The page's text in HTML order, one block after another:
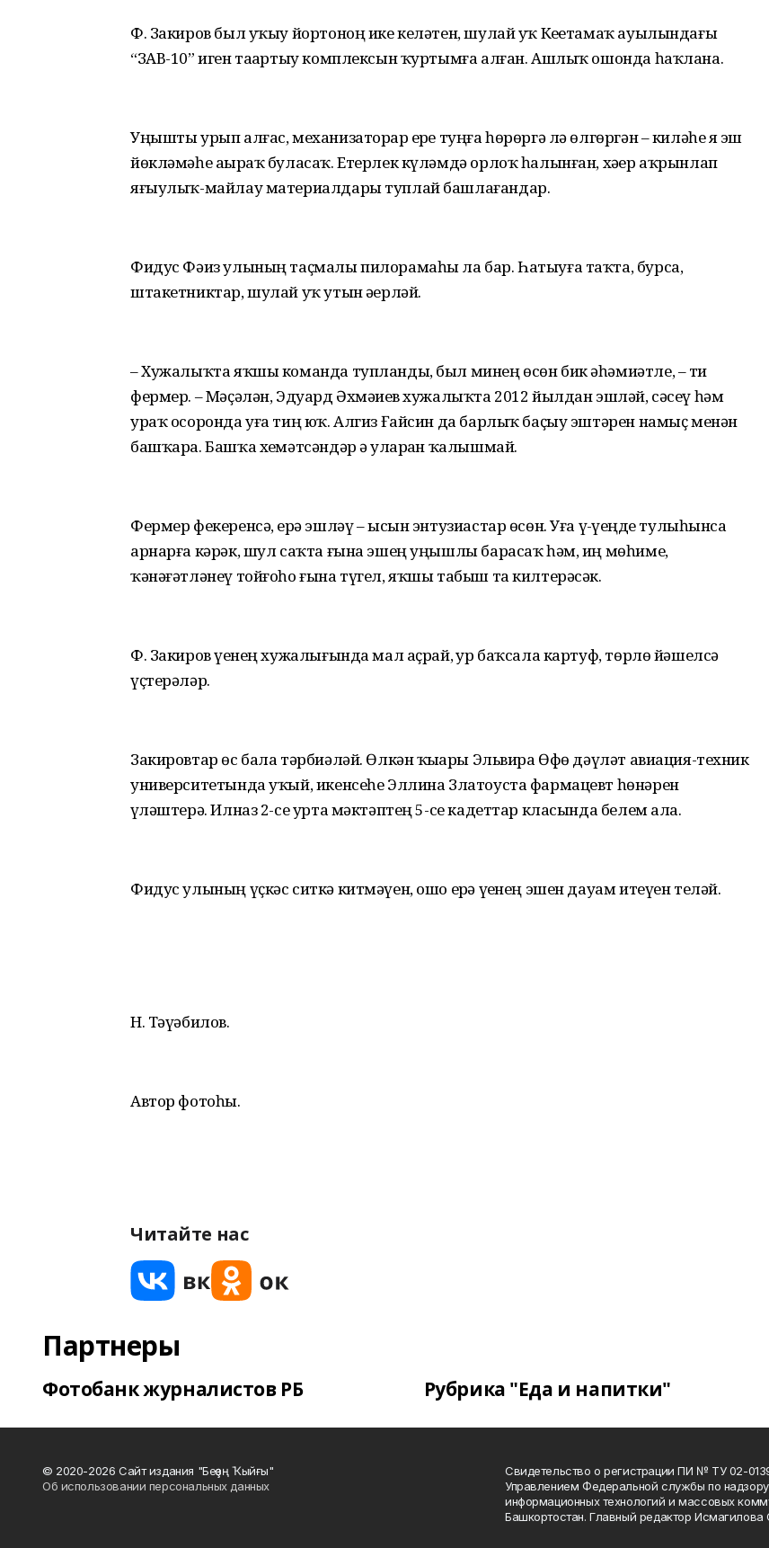
Ф. Закиров был уҡыу йортоноң ике келәтен, шулай уҡ Кеҙетамаҡ ауылындағы
“ЗАВ-10” иген таҙартыу комплексын ҡуртымға алған. Ашлыҡ ошонда һаҡлана.
Уңышты урып алғас, механизаторҙар ерҙе туңға һөрөргә лә өлгөргән – киләһе яҙ эш
йөкләмәһе аҙыраҡ буласаҡ. Етерлек күләмдә орлоҡ һалынған, хәҙер аҡрынлап
яғыулыҡ-майлау материалдары туплай башлағандар.
Фидус Фәиз улының таҫмалы пилорамаһы ла бар. Һатыуға таҡта, бурса,
штакетниктар, шулай уҡ утын әҙерләй.
– Хужалыҡта яҡшы команда тупланды, был минең өсөн бик әһәмиәтле, – ти
фермер. – Мәҫәлән, Эдуард Әхмәҙиев хужалыҡта 2012 йылдан эшләй, сәсеү һәм
ураҡ осоронда уға тиң юҡ. Алгиз Ғайсин да барлыҡ баҫыу эштәрен намыҫ менән
башҡара. Башҡа хеҙмәтсәндәр ҙә уларҙан ҡалышмай.
Фермер фекеренсә, ерҙә эшләү – ысын энтузиастар өсөн. Уға үҙ-үҙеңде тулыһынса
арнарға кәрәк, шул саҡта ғына эшең уңышлы барасаҡ һәм, иң мөһиме,
ҡәнәғәтләнеү тойғоһо ғына түгел, яҡшы табыш та килтерәсәк.
Ф. Закиров үҙенең хужалығында мал аҫрай, ҙур баҡсала картуф, төрлө йәшелсә
үҫтерәләр.
Закировтар өс бала тәрбиәләй. Өлкән ҡыҙҙары Эльвира Өфө дәүләт авиация-техник
университетында уҡый, икенсеһе Эллина Златоуста фармацевт һөнәрен
үҙләштерә. Илназ 2-се урта мәктәптең 5-се кадеттар класында белем ала.
Фидус улының үҫкәс ситкә китмәүен, ошо ерҙә үҙенең эшен дауам итеүен теләй.
Н. Тәүәбилов.
Автор фотоһы.
Читайте нас
Партнеры
Фотобанк журналистов РБ Рубрика "Еда и напитки"
© 2020-2026 Сайт издания "Беҙҙең Ҡыйғы"
Об использовании персональных данных
Свидетельство о регистрации ПИ № ТУ 02-
Управлением Федеральной службы по
информационных технологий и массовых
Башкортостан. Главный редактор Исмагилова